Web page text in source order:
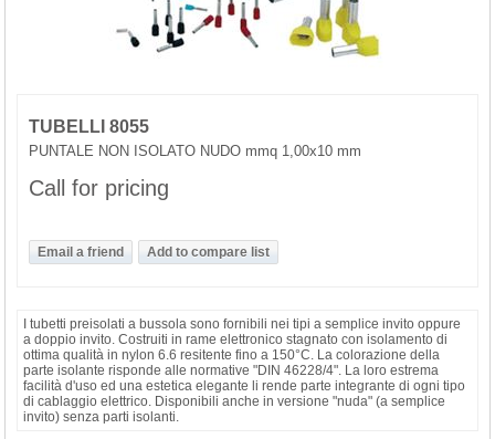
TUBELLI 8055
PUNTALE NON ISOLATO NUDO mmq 1,00x10 mm
Call for pricing
I tubetti preisolati a bussola sono fornibili nei tipi a semplice invito oppure
a doppio invito. Costruiti in rame elettronico stagnato con isolamento di
ottima qualità in nylon 6.6 resitente fino a 150°C. La colorazione della
parte isolante risponde alle normative "DIN 46228/4". La loro estrema
facilità d'uso ed una estetica elegante li rende parte integrante di ogni tipo
di cablaggio elettrico. Disponibili anche in versione "nuda" (a semplice
invito) senza parti isolanti.